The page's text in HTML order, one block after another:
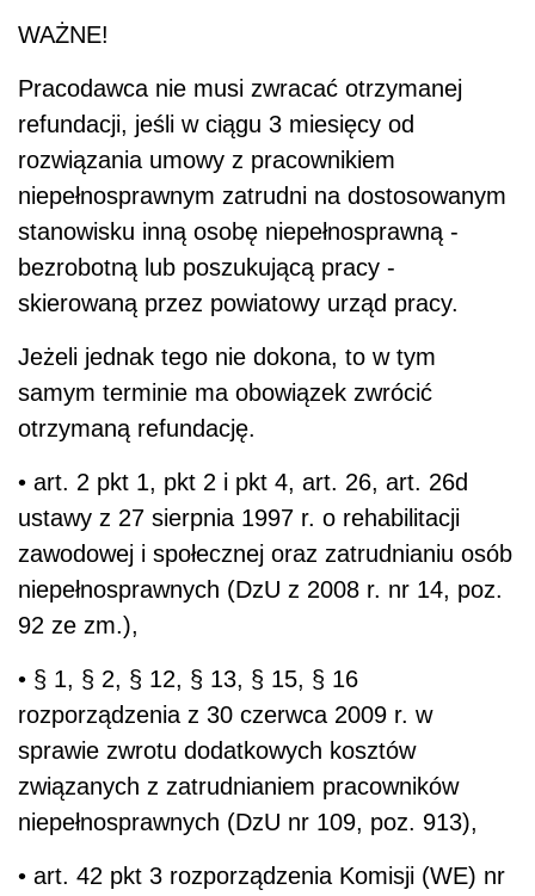
WAŻNE!
Pracodawca nie musi zwracać otrzymanej
refundacji, jeśli w ciągu 3 miesięcy od
rozwiązania umowy z pracownikiem
niepełnosprawnym zatrudni na dostosowanym
stanowisku inną osobę niepełnosprawną -
bezrobotną lub poszukującą pracy -
skierowaną przez powiatowy urząd pracy.
Jeżeli jednak tego nie dokona, to w tym
samym terminie ma obowiązek zwrócić
otrzymaną refundację.
• art. 2 pkt 1, pkt 2 i pkt 4, art. 26, art. 26d
ustawy z 27 sierpnia 1997 r. o rehabilitacji
zawodowej i społecznej oraz zatrudnianiu osób
niepełnosprawnych (DzU z 2008 r. nr 14, poz.
92 ze zm.),
• § 1, § 2, § 12, § 13, § 15, § 16
rozporządzenia z 30 czerwca 2009 r. w
sprawie zwrotu dodatkowych kosztów
związanych z zatrudnianiem pracowników
niepełnosprawnych (DzU nr 109, poz. 913),
• art. 42 pkt 3 rozporządzenia Komisji (WE) nr